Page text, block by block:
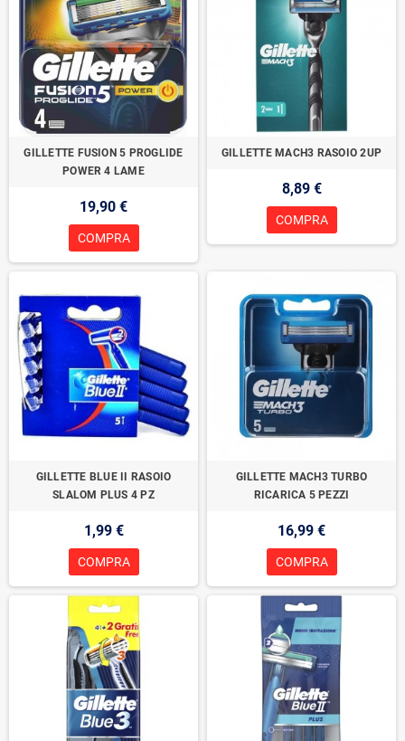
GILLETTE FUSION 5 PROGLIDE
POWER 4 LAME
19,90 €
COMPRA
GILLETTE MACH3 RASOIO 2UP
8,89 €
COMPRA
GILLETTE BLUE II RASOIO
SLALOM PLUS 4 PZ
1,99 €
COMPRA
GILLETTE MACH3 TURBO
RICARICA 5 PEZZI
16,99 €
COMPRA